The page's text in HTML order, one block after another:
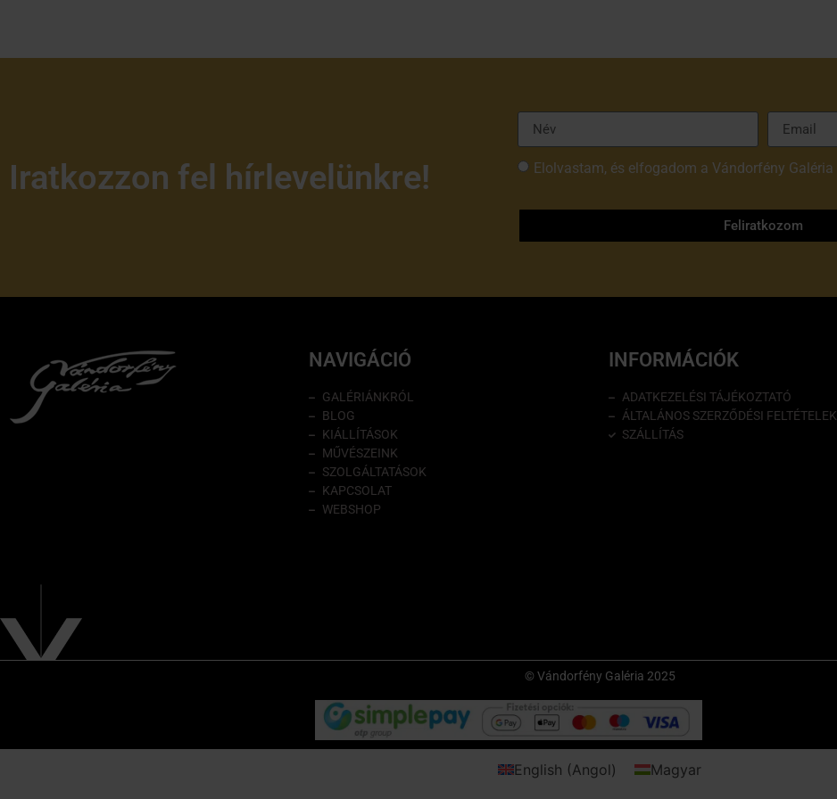
Iratkozzon fel hírlevelünkre! Elolvastam, és elfogadom a Vándorfény Galéria
Feliratkozom
NAVIGÁCIÓ
GALÉRIÁNKRÓL
BLOG
KIÁLLÍTÁSOK
MŰVÉSZEINK
SZOLGÁLTATÁSOK
KAPCSOLAT
WEBSHOP
INFORMÁCIÓK
ADATKEZELÉSI TÁJÉKOZTATÓ
ÁLTALÁNOS SZERZŐDÉSI FELTÉTELEK
SZÁLLÍTÁS
© Vándorfény Galéria 2025
English (Angol) Magyar